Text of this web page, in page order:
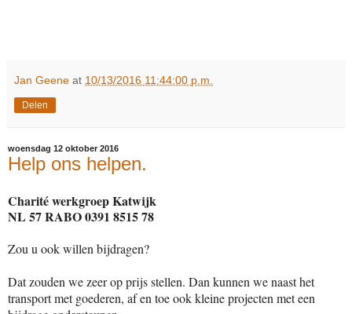
Jan Geene at 10/13/2016 11:44:00 p.m.
Delen
woensdag 12 oktober 2016
Help ons helpen.
Charité werkgroep Katwijk
NL 57 RABO 0391 8515 78
Zou u ook willen bijdragen?
Dat zouden we zeer op prijs stellen. Dan kunnen we naast het
transport met goederen, af en toe ook kleine projecten met een